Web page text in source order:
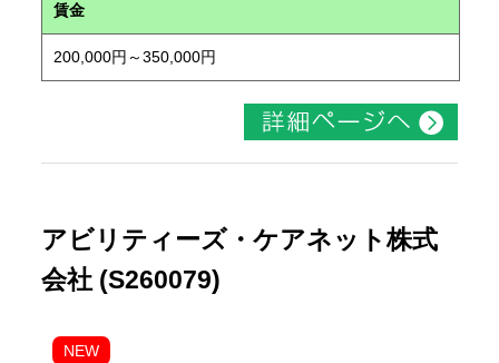
賃金
200,000円～350,000円
アビリティーズ・ケアネット株式
会社 (S260079)
NEW